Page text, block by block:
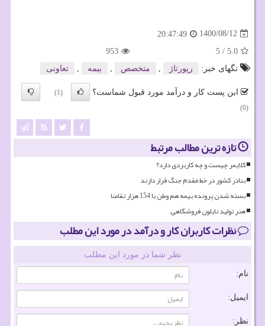
1400/08/12
20:47:49
5.0
/
5
953
تگهای خبر:
رپورتاژ , متخصص , بیمه , تعاونی
این پست کار و درآمد مورد قبول شماست؟
(1)
(0)
تازه ترین مطالب مرتبط
کلایمر چیست و چه کاربردی دارد؟
بنادر کشور در خط مقدم جنگ قرار دارند
بسته شدن پرونده بیمه هم وطن با 154 هزار تقاضا
هنر تولید نایلون فروشگاهی
نظرات کاربران کار و درآمد در مورد این مطلب
نظر شما در مورد این مطلب
نام:
ایمیل:
نظر: